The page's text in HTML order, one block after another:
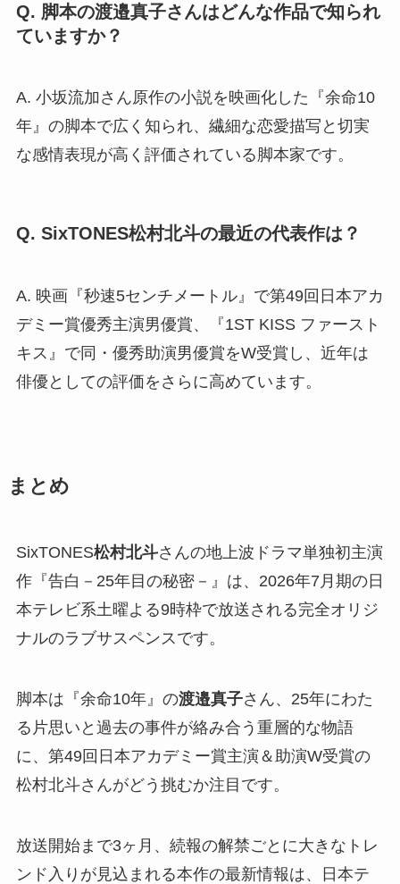
Q. 脚本の渡邉真子さんはどんな作品で知られ
ていますか？
A. 小坂流加さん原作の小説を映画化した『余命10
年』の脚本で広く知られ、繊細な恋愛描写と切実
な感情表現が高く評価されている脚本家です。
Q. SixTONES松村北斗の最近の代表作は？
A. 映画『秒速5センチメートル』で第49回日本アカ
デミー賞優秀主演男優賞、『1ST KISS ファースト
キス』で同・優秀助演男優賞をW受賞し、近年は
俳優としての評価をさらに高めています。
まとめ
SixTONES松村北斗さんの地上波ドラマ単独初主演
作『告白－25年目の秘密－』は、2026年7月期の日
本テレビ系土曜よる9時枠で放送される完全オリジ
ナルのラブサスペンスです。
脚本は『余命10年』の渡邉真子さん、25年にわた
る片思いと過去の事件が絡み合う重層的な物語
に、第49回日本アカデミー賞主演＆助演W受賞の
松村北斗さんがどう挑むか注目です。
放送開始まで3ヶ月、続報の解禁ごとに大きなトレ
ンド入りが見込まれる本作の最新情報は、日本テ